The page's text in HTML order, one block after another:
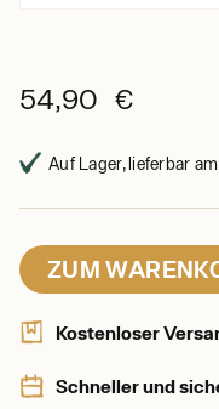
54,90 €
Auf Lager, lieferbar
ZUM
Kostenloser
Schneller und